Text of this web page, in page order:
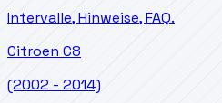
Intervalle, Hinweise, FAQ.
Citroen C8
(2002 - 2014)